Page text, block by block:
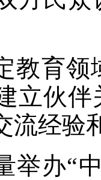
教育
立伙
流经验
举办“